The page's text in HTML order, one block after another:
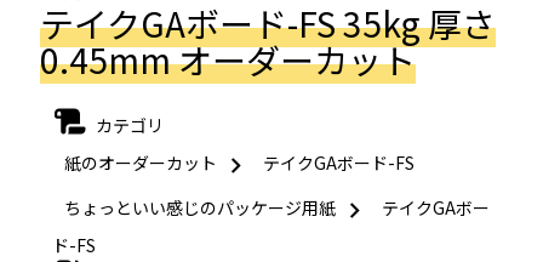
テイクGAボード-FS 35kg 厚さ
0.45mm オーダーカット
カテゴリ
紙のオーダーカット
テイクGAボード-FS
ちょっといい感じのパッケージ用紙
テイクGAボー
ド-FS